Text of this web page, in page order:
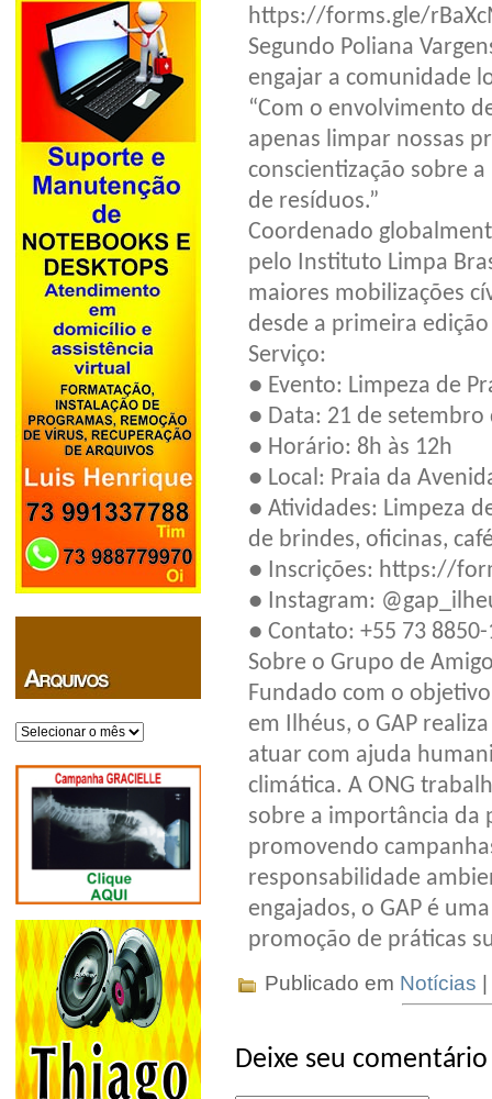
Arquivos
https://forms.gle/
Segundo Poliana
engajar a comunidade
“Com o envolvimento
apenas limpar nossas
conscientização sobre
de resíduos.”
Coordenado
pelo Instituto Limpa
maiores mobilizações
desde a primeira
Serviço:
● Evento: Limpeza de
● Data: 21 de setembro
● Horário: 8h às 12h
● Local: Praia da
● Atividades: Limpeza
de brindes, oficinas,
● Inscrições: https://
● Instagram:
● Contato: +55 73
Sobre o Grupo de
Fundado com o
em Ilhéus, o GAP
atuar com ajuda
climática. A ONG
sobre a importância da
promovendo
responsabilidade
engajados, o GAP é
promoção de práticas
Publicado em Notícias
Deixe seu comentário